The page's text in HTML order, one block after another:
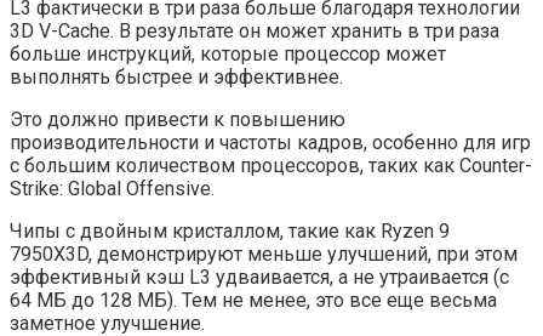
L3 фактически в три раза больше благодаря технологии
3D V-Cache. В результате он может хранить в три раза
больше инструкций, которые процессор может
выполнять быстрее и эффективнее.
Это должно привести к повышению
производительности и частоты кадров, особенно для игр
с большим количеством процессоров, таких как Counter-
Strike: Global Offensive.
Чипы с двойным кристаллом, такие как Ryzen 9
7950X3D, демонстрируют меньше улучшений, при этом
эффективный кэш L3 удваивается, а не утраивается (с
64 МБ до 128 МБ). Тем не менее, это все еще весьма
заметное улучшение.